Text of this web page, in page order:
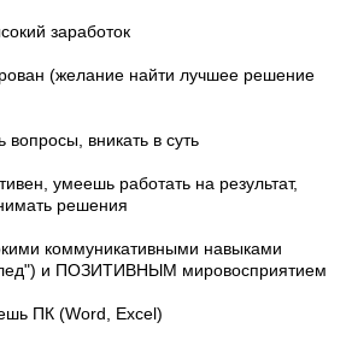
заработок
(желание найти лучшее решение
вникать в суть
умеешь работать на результат,
решения
коммуникативными навыками
и ПОЗИТИВНЫМ мировосприятием
ПК (Word, Excel)